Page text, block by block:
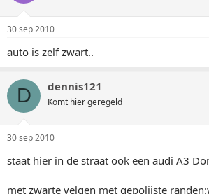
30 sep 2010
auto is zelf zwart..
D dennis121
Komt hier geregeld
30 sep 2010
staat hier in de straat ook een audi A3
met zwarte velgen met gepolijste